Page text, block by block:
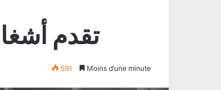
تقدم
591 Moins d’une minute